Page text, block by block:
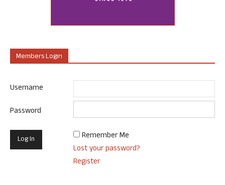
Members Login
Username
Password
Remember Me
Lost your password?
Register